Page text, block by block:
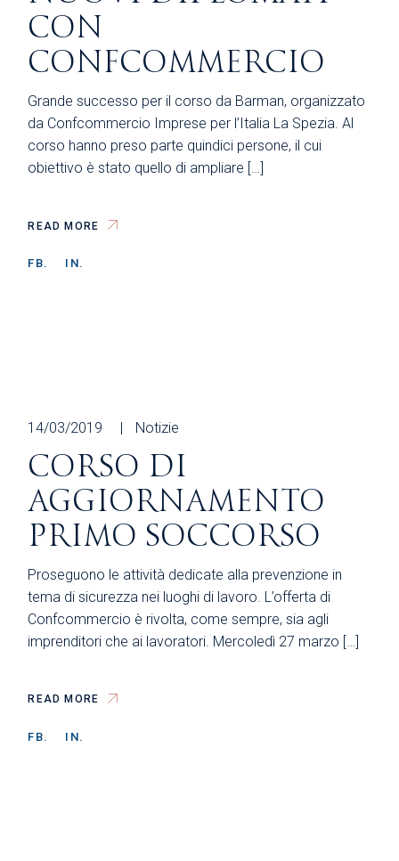
CON
CONFCOMMERCIO
Grande successo per il corso da Barman, organizzato
da Confcommercio Imprese per l’Italia La Spezia. Al
corso hanno preso parte quindici persone, il cui
obiettivo è stato quello di ampliare […]
READ MORE
FB. IN.
14/03/2019 Notizie
CORSO DI
AGGIORNAMENTO
PRIMO SOCCORSO
Proseguono le attività dedicate alla prevenzione in
tema di sicurezza nei luoghi di lavoro. L’offerta di
Confcommercio è rivolta, come sempre, sia agli
imprenditori che ai lavoratori. Mercoledì 27 marzo […]
READ MORE
FB. IN.